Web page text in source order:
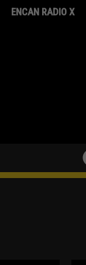
ENCAN RADIO X